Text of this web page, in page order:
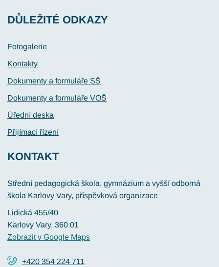
DŮLEŽITÉ ODKAZY
Fotogalerie
Kontakty
Dokumenty a formuláře SŠ
Dokumenty a formuláře VOŠ
Úřední deska
Přijímací řízení
KONTAKT
Střední pedagogická škola, gymnázium a vyšší odborná
škola Karlovy Vary, příspěvková organizace
Lidická 455/40
Karlovy Vary, 360 01
Zobrazit v Google Maps
+420 354 224 711